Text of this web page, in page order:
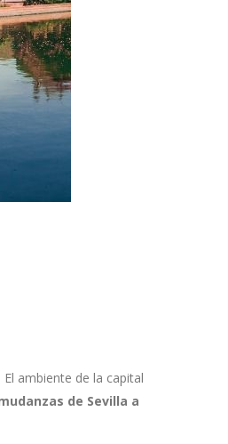
ambiente de la capital
de Sevilla a